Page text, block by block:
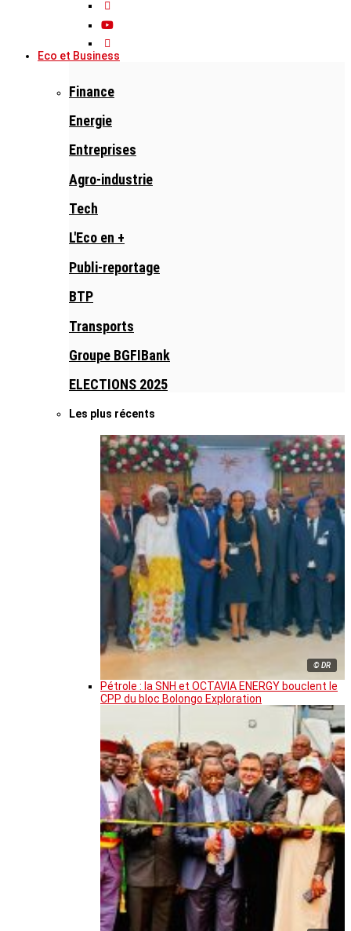
Eco et Business
Finance
Energie
Entreprises
Agro-industrie
Tech
L'Eco en +
Publi-reportage
BTP
Transports
Groupe BGFIBank
ELECTIONS 2025
Les plus récents
© DR
Pétrole : la SNH et OCTAVIA ENERGY bouclent le
CPP du bloc Bolongo Exploration